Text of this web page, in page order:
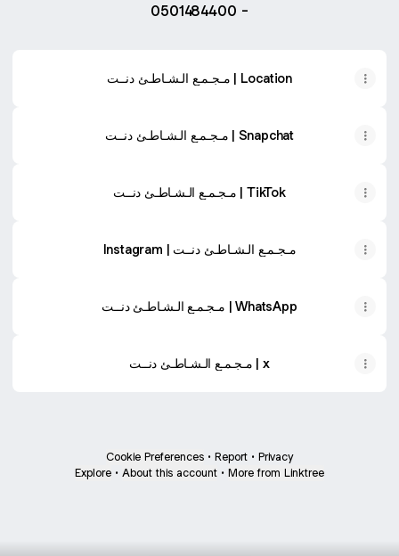
- 0501484400
مـجـمـع الـشـاطـئ دنــت | Location
مـجـمـع الـشـاطـئ دنــت | Snapchat
مـجـمـع الـشـاطـئ دنــت | TikTok
Instagram | مـجـمـع الـشـاطـئ دنــت
مـجـمـع الـشـاطـئ دنــت | WhatsApp
مـجـمـع الـشـاطـئ دنــت | x
Cookie Preferences • Report • Privacy
Explore • About this account • More from Linktree